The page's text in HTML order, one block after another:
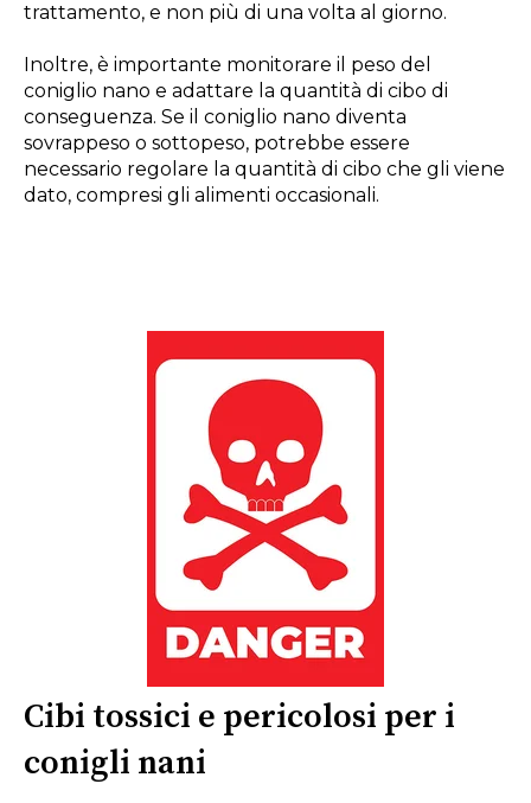
trattamento, e non più di una volta al giorno.
Inoltre, è importante monitorare il peso del
coniglio nano e adattare la quantità di cibo di
conseguenza. Se il coniglio nano diventa
sovrappeso o sottopeso, potrebbe essere
necessario regolare la quantità di cibo che gli viene
dato, compresi gli alimenti occasionali.
Cibi tossici e pericolosi per i
conigli nani